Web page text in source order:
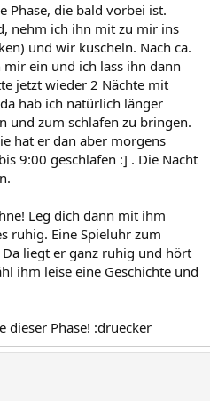
Phase, die bald vorbei ist.
nehm ich ihn mit zu mir ins
und wir kuscheln. Nach ca.
ein und ich lass ihn dann
jetzt wieder 2 Nächte mit
hab ich natürlich länger
und zum schlafen zu bringen.
hat er dan aber morgens
9:00 geschlafen :] . Die Nacht
Leg dich dann mit ihm
ruhig. Eine Spieluhr zum
liegt er ganz ruhig und hört
ihm leise eine Geschichte und
dieser Phase! :druecker